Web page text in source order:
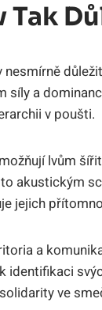
Tak
síly a
v poušti.
lvům
akustickým
jejich
a
identifikaci
ve